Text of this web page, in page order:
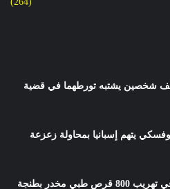
شخصين يشتبه تورطهما في قضية
يتهم إسبانيا بمحاولة زعزعة
مخدر بطنجة